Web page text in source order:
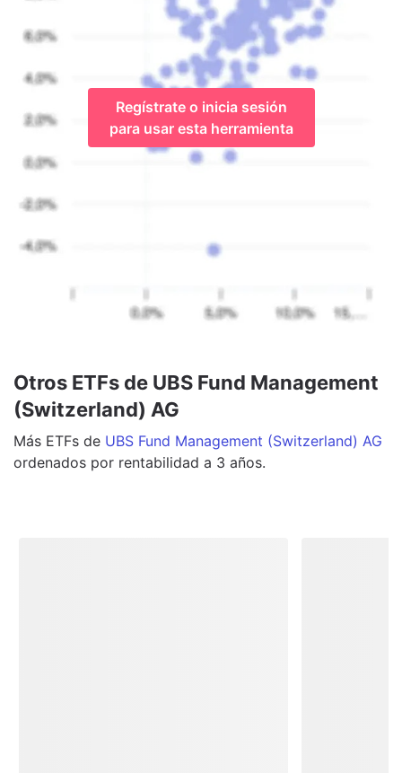
Regístrate o inicia sesión
para usar esta herramienta
Otros ETFs de UBS Fund Management
(Switzerland) AG
Más ETFs de UBS Fund Management (Switzerland) AG
ordenados por rentabilidad a 3 años.